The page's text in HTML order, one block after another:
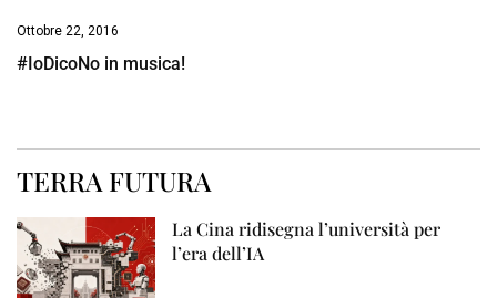
Ottobre 22, 2016
#IoDicoNo in musica!
TERRA FUTURA
La Cina ridisegna l’università per
l’era dell’IA